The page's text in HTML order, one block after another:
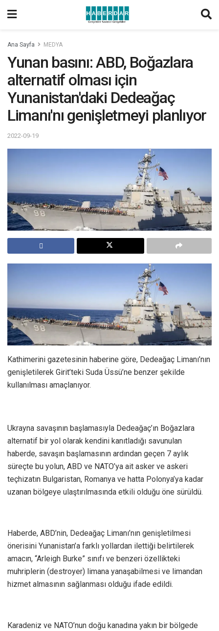
Ana Sayfa MEDYA
Yunan basını: ABD, Boğazlara
alternatif olması için
Yunanistan'daki Dedeağaç
Limanı'nı genişletmeyi planlıyor
2022-09-19
Kathimerini gazetesinin haberine göre, Dedeağaç Limanı’nın
genişletilerek Girit’teki Suda Üssü’ne benzer şekilde
kullanılması amaçlanıyor.
Ukrayna savaşının başlamasıyla Dedeağaç’ın Boğazlara
alternatif bir yol olarak kendini kanıtladığı savunulan
haberde, savaşın başlamasının ardından geçen 7 aylık
süreçte bu yolun, ABD ve NATO’ya ait asker ve askeri
teçhizatın Bulgaristan, Romanya ve hatta Polonya’ya kadar
uzanan bölgeye ulaştırılmasında etkili olduğu öne sürüldü.
Haberde, ABD’nin, Dedeağaç Limanı’nın genişletilmesi
önerisini Yunanistan’a farklı yollardan ilettiği belirtilerek
amacın, “Arleigh Burke” sınıfı ve benzeri özellikteki
muhriplerin (destroyer) limana yanaşabilmesi ve limandan
hizmet almasının sağlanması olduğu ifade edildi.
Karadeniz ve NATO’nun doğu kanadına yakın bir bölgede